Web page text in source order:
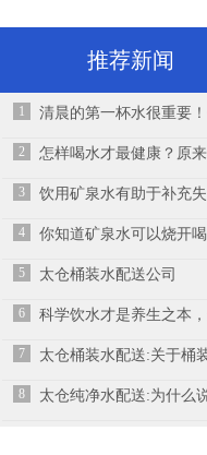
推荐新闻
1
2
3
4 你知道矿泉水可以烧开
5 太仓桶装水配送公司
6
7
8